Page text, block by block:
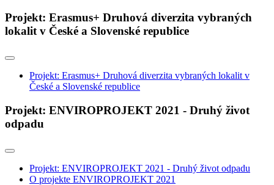
Projekt: Erasmus+ Druhová diverzita vybraných
lokalit v České a Slovenské republice
Projekt: Erasmus+ Druhová diverzita vybraných lokalit v
České a Slovenské republice
Projekt: ENVIROPROJEKT 2021 - Druhý život
odpadu
Projekt: ENVIROPROJEKT 2021 - Druhý život odpadu
O projekte ENVIROPROJEKT 2021